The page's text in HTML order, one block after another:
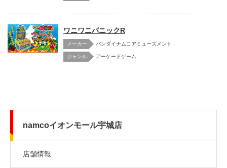
ワニワニパニックR
メーカー バンダイナムコアミューズメント
アーケードゲーム
namcoイオンモール宇城店
店舗情報